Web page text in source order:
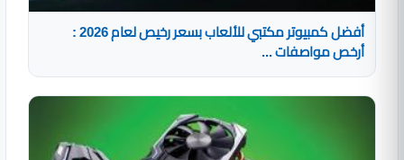
أفضل كمبيوتر مكتبي للألعاب بسعر رخيص لعام 2026 :
أرخص مواصفات ...